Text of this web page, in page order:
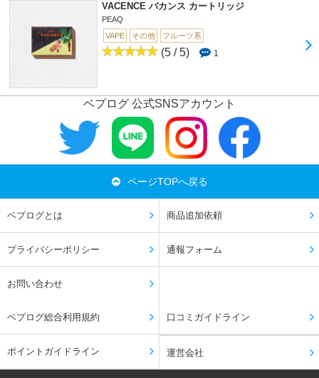
VACENCE バカンス カートリッジ
PEAQ
VAPE
その他 フルーツ系
(5 / 5) 1
ベプログ 公式SNSアカウント
ページTOPへ戻る
ベプログとは 商品追加依頼
プライバシーポリシー 通報フォーム
お問い合わせ
ベプログ総合利用規約 口コミガイドライン
ポイントガイドライン 運営会社